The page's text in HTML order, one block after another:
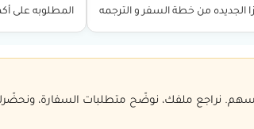
الجديده من خطة السفر و الترجمه
وغيرها بدون…
المطلوبه على
توجيهي بكل ما…
نراجع ملفك، نوضّح متطلبات السفارة، ونحضّرك